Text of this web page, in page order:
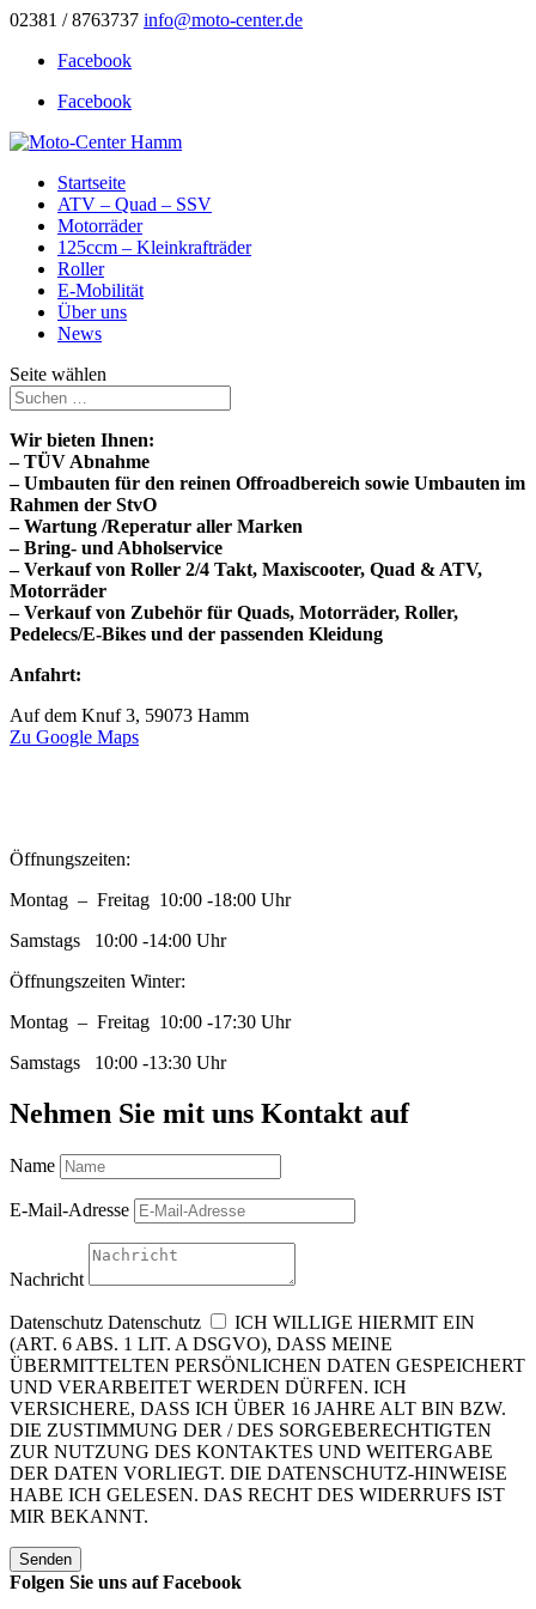
02381 / 8763737 info@moto-center.de
Facebook
Facebook
Startseite
ATV – Quad – SSV
Motorräder
125ccm – Kleinkrafträder
Roller
E-Mobilität
Über uns
News
Seite wählen
Wir bieten Ihnen:
– TÜV Abnahme
– Umbauten für den reinen Offroadbereich sowie Umbauten im
Rahmen der StvO
– Wartung /Reperatur aller Marken
– Bring- und Abholservice
– Verkauf von Roller 2/4 Takt, Maxiscooter, Quad & ATV,
Motorräder
– Verkauf von Zubehör für Quads, Motorräder, Roller,
Pedelecs/E-Bikes und der passenden Kleidung
Anfahrt:
Auf dem Knuf 3, 59073 Hamm
Zu Google Maps
Öffnungszeiten:
Montag – Freitag 10:00 -18:00 Uhr
Samstags 10:00 -14:00 Uhr
Öffnungszeiten Winter:
Montag – Freitag 10:00 -17:30 Uhr
Samstags 10:00 -13:30 Uhr
Nehmen Sie mit uns Kontakt auf
Name
E-Mail-Adresse
Nachricht
Datenschutz Datenschutz
ICH WILLIGE HIERMIT EIN
(ART. 6 ABS. 1 LIT. A DSGVO), DASS MEINE
ÜBERMITTELTEN PERSÖNLICHEN DATEN GESPEICHERT
UND VERARBEITET WERDEN DÜRFEN. ICH
VERSICHERE, DASS ICH ÜBER 16 JAHRE ALT BIN BZW.
DIE ZUSTIMMUNG DER / DES SORGEBERECHTIGTEN
ZUR NUTZUNG DES KONTAKTES UND WEITERGABE
DER DATEN VORLIEGT. DIE DATENSCHUTZ-HINWEISE
HABE ICH GELESEN. DAS RECHT DES WIDERRUFS IST
MIR BEKANNT.
Senden
Folgen Sie uns auf Facebook